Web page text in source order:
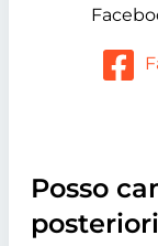
Posso